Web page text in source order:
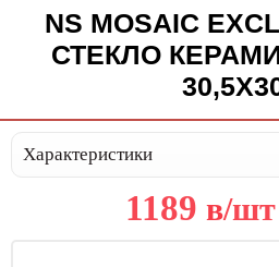
NS MOSAIC
СТЕКЛО
Характеристики
1189 в/шт